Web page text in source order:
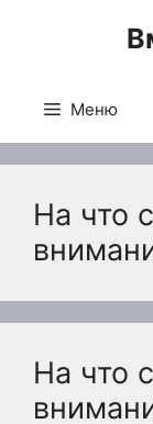
Меню
На что
На что